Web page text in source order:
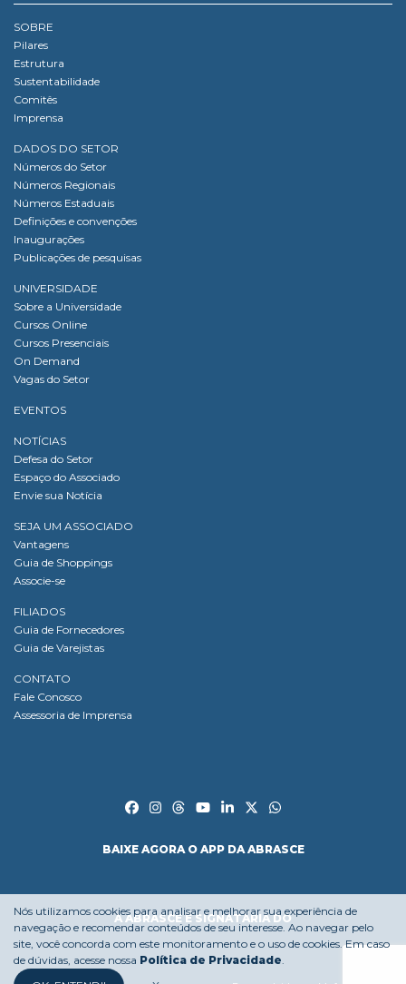
SOBRE
Pilares
Estrutura
Sustentabilidade
Comitês
Imprensa
DADOS DO SETOR
Números do Setor
Números Regionais
Números Estaduais
Definições e convenções
Inaugurações
Publicações de pesquisas
UNIVERSIDADE
Sobre a Universidade
Cursos Online
Cursos Presenciais
On Demand
Vagas do Setor
EVENTOS
NOTÍCIAS
Defesa do Setor
Espaço do Associado
Envie sua Notícia
SEJA UM ASSOCIADO
Vantagens
Guia de Shoppings
Associe-se
FILIADOS
Guia de Fornecedores
Guia de Varejistas
CONTATO
Fale Conosco
Assessoria de Imprensa
BAIXE AGORA O APP DA ABRASCE
A ABRASCE É SIGNATÁRIA DO
Nós utilizamos cookies para analisar e melhorar sua experiência de
navegação e recomendar conteúdos de seu interesse. Ao navegar pelo
site, você concorda com este monitoramento e o uso de cookies. Em caso
de dúvidas, acesse nossa Política de Privacidade.